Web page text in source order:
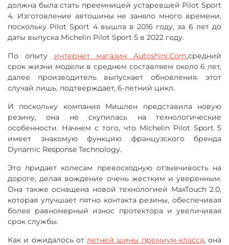
должна была стать преемницей устаревшей Pilot Sport
4. Изготовление автошины не заняло много времени,
поскольку Pilot Sport 4 вышла в 2016 году, за 6 лет до
даты выпуска Michelin Pilot Sport 5 в 2022 году.
По опыту интернет магазин Autoshini.Com,средний
срок жизни модели в среднем составляем около 6 лет,
далее производитель выпускает обновления. этот
случай лишь, подтверждает, 6-летний цикл.
И поскольку компания Мишлен представила новую
резину, она не скупилась на технологические
особенности. Начнем с того, что Michelin Pilot Sport 5
имеет знакомую функцию французского бренда
Dynamic Response Technology.
Это придает колесам превосходную отзывчивость на
дороге, делая вождение очень жестким и уверенным.
Она также оснащена новой технологией MaxTouch 2.0,
которая улучшает пятно контакта резины, обеспечивая
более равномерный износ протектора и увеличивая
срок службы.
Как и ожидалось отлетней шины премиум-класса, она